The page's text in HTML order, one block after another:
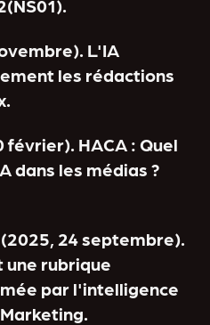
L'IA
les rédactions
février). HACA : Quel
dans les médias ?
24 septembre).
une rubrique
par l'intelligence